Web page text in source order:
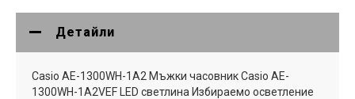
Детайли
Casio AE-1300WH-1A2 Мъжки часовник Casio AE-
1300WH-1A2VEF LED светлина Избираемо осветление